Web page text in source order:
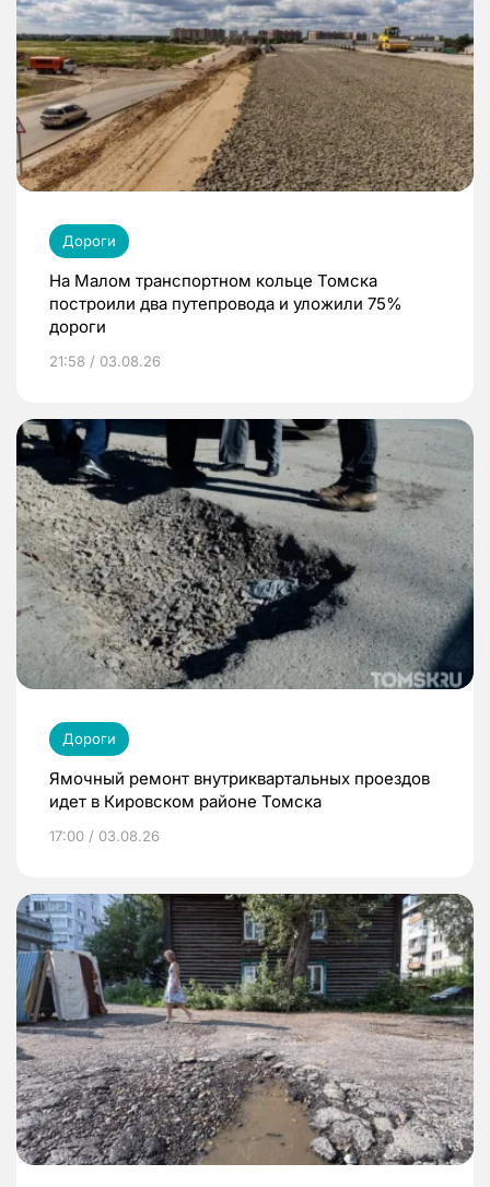
Дороги
На Малом транспортном кольце Томска
построили два путепровода и уложили 75%
дороги
21:58 / 03.08.26
Дороги
Ямочный ремонт внутриквартальных проездов
идет в Кировском районе Томска
17:00 / 03.08.26